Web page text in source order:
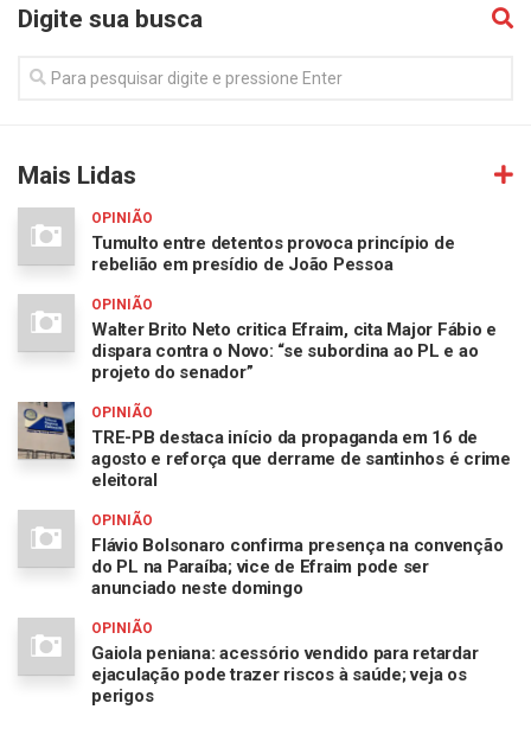
Digite sua busca
Mais Lidas
OPINIÃO
Tumulto entre detentos provoca princípio de
rebelião em presídio de João Pessoa
OPINIÃO
Walter Brito Neto critica Efraim, cita Major Fábio e
dispara contra o Novo: “se subordina ao PL e ao
projeto do senador”
OPINIÃO
TRE-PB destaca início da propaganda em 16 de
agosto e reforça que derrame de santinhos é crime
eleitoral
OPINIÃO
Flávio Bolsonaro confirma presença na convenção
do PL na Paraíba; vice de Efraim pode ser
anunciado neste domingo
OPINIÃO
Gaiola peniana: acessório vendido para retardar
ejaculação pode trazer riscos à saúde; veja os
perigos